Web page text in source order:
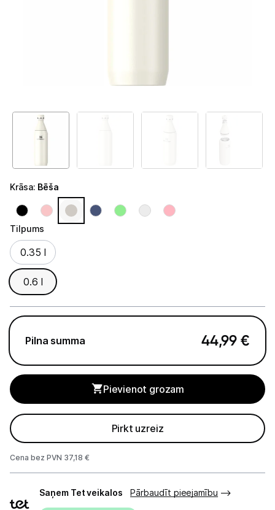
Iebūvējamā tehnika
Kafijas automāti
Kafijas dzirnaviņas
Kafijas automātu aksesuāri
Apkopes produkti
Servēšanas piederumi
Mazā virtuves tehnika
Klimata iekārtas
Apģērbu kopšana
Skaistumkopšana
Sports un atpūta
Krāsa: Bēša
Tilpums
Tilpums
0.35 l
0.6 l
Pilna summa 44,99 €
Pievienot grozam
Pirkt uzreiz
Cena bez PVN 37,18 €
veidi
Saņem Tet veikalos Pārbaudīt pieejamību